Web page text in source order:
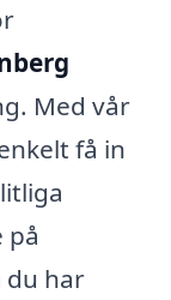
Med vår
få in
på
du har